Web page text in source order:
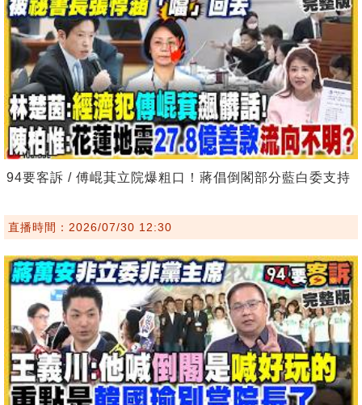
94要客訴 / 傅崐萁立院爆粗口！蔣倡倒閣部分藍白委支持
直播時間：2026/07/30 12:30